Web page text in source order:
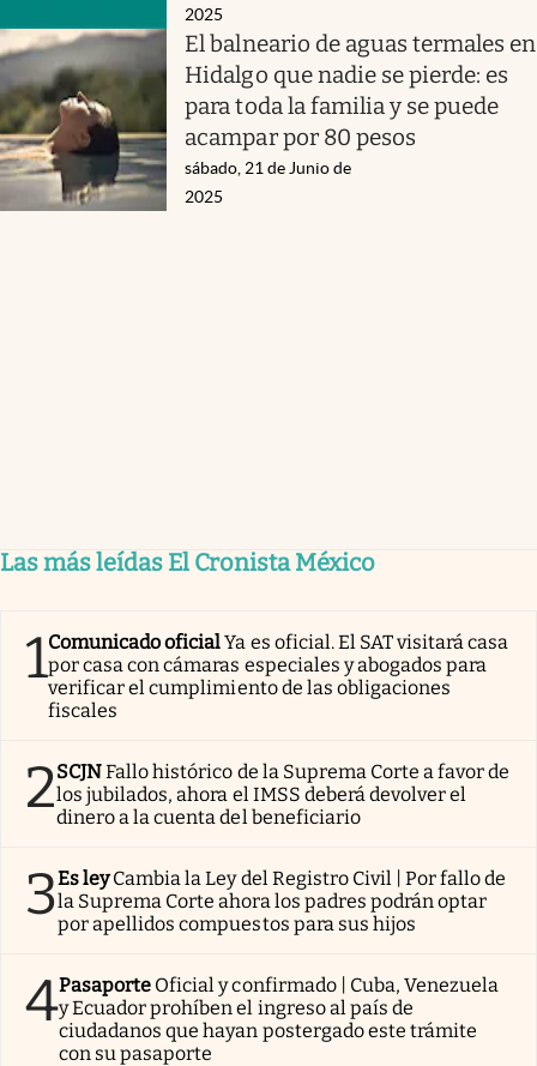
2025
El balneario de aguas termales en
Hidalgo que nadie se pierde: es
para toda la familia y se puede
acampar por 80 pesos
sábado, 21 de Junio de
2025
Las más leídas El Cronista México
1Comunicado oficialYa es oficial. El SAT visitará casa
por casa con cámaras especiales y abogados para
verificar el cumplimiento de las obligaciones
fiscales
2SCJNFallo histórico de la Suprema Corte a favor de
los jubilados, ahora el IMSS deberá devolver el
dinero a la cuenta del beneficiario
3Es ley Cambia la Ley del Registro Civil | Por fallo de
la Suprema Corte ahora los padres podrán optar
por apellidos compuestos para sus hijos
4Pasaporte Oficial y confirmado | Cuba, Venezuela
y Ecuador prohíben el ingreso al país de
ciudadanos que hayan postergado este trámite
con su pasaporte